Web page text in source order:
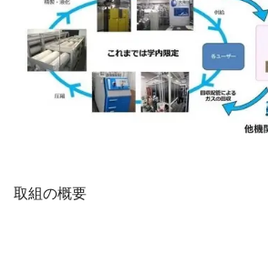
取組の概要